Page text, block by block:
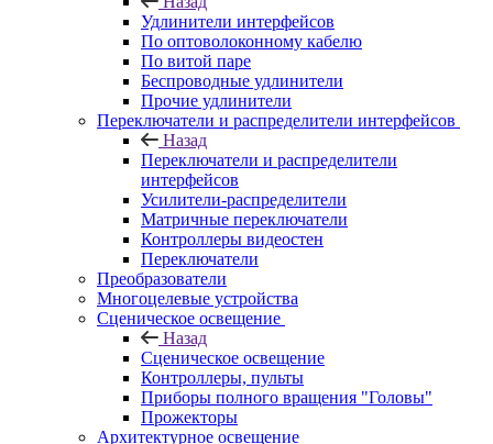
Удлинители интерфейсов
По оптоволоконному кабелю
По витой паре
Беспроводные удлинители
Прочие удлинители
Переключатели и распределители интерфейсов
Назад
Переключатели и распределители
интерфейсов
Усилители-распределители
Матричные переключатели
Контроллеры видеостен
Переключатели
Преобразователи
Многоцелевые устройства
Сценическое освещение
Назад
Сценическое освещение
Контроллеры, пульты
Приборы полного вращения "Головы"
Прожекторы
Архитектурное освещение